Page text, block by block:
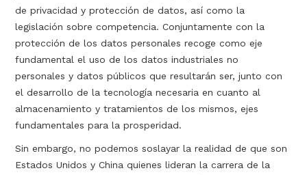
de privacidad y protección de datos, así como la
legislación sobre competencia. Conjuntamente con la
protección de los datos personales recoge como eje
fundamental el uso de los datos industriales no
personales y datos públicos que resultarán ser, junto con
el desarrollo de la tecnología necesaria en cuanto al
almacenamiento y tratamientos de los mismos, ejes
fundamentales para la prosperidad.
Sin embargo, no podemos soslayar la realidad de que son
Estados Unidos y China quienes lideran la carrera de la